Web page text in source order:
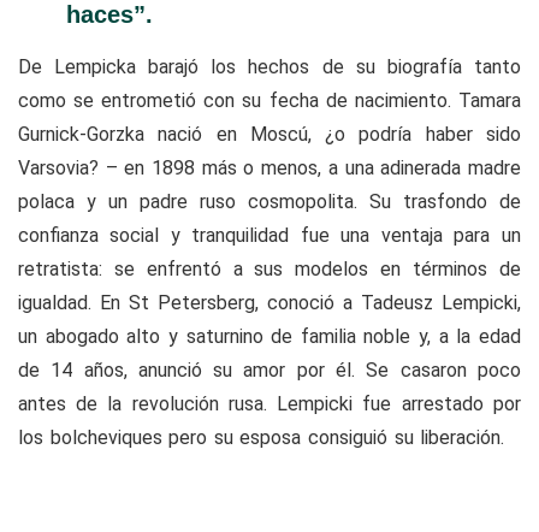
haces”.
De Lempicka barajó los hechos de su biografía tanto
como se entrometió con su fecha de nacimiento. Tamara
Gurnick-Gorzka nació en Moscú, ¿o podría haber sido
Varsovia? – en 1898 más o menos, a una adinerada madre
polaca y un padre ruso cosmopolita. Su trasfondo de
confianza social y tranquilidad fue una ventaja para un
retratista: se enfrentó a sus modelos en términos de
igualdad. En St Petersberg, conoció a Tadeusz Lempicki,
un abogado alto y saturnino de familia noble y, a la edad
de 14 años, anunció su amor por él. Se casaron poco
antes de la revolución rusa. Lempicki fue arrestado por
los bolcheviques pero su esposa consiguió su liberación.